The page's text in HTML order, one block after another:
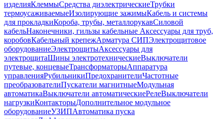
изделияКлеммыСредства диэлектрическиеТрубки
термоусаживаемыеИзолирующие зажимыКабель и системы
для прокладкиКороба, трубы, металлорукавСиловой
кабельНаконечники, гильзы кабельные Аксессуары для труб,
коробовКабельный крепежАрматура СИПЭлектрощитовое
оборудованиеЭлектрощитыАксессуары для
электрощитаШины электротехническиеВыключатели
путевые, концевыеТрансформаторыАппаратура
управленияРубильникиПредохранителиЧастотные
преобразователиПускатели магнитныеМодульная
автоматикаВыключатели автоматическиеРелеВыключатели
нагрузкиКонтакторыДополнительное модульное
оборудованиеУЗИПАвтоматика пуска